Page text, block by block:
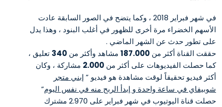
في شهر فبراير 2018 ، وكما يتضح في الصور السابقة عادت
الأسهم الخضراء مرة أخرى للظهور في أغلب البنود ، وهذا يدل
على تطور حدث عن الشهر الماضي .
حققت القناة أكثر من 187.000 مشاهد وأكثر من 340 تعليق ،
كما حصلت الفيديوهات على أكثر من 2.000 مشاركة ، وكان
أكثر فيديو تحقيقاً لوقت مشاهدة هو فيديو ”إبني متجر
شوبيفاي في ساعة واحدة و إبدأ الربح منه في نفس اليوم”
حصلت قناة اليوتيوب في شهر فبراير على 2.970 مشترك